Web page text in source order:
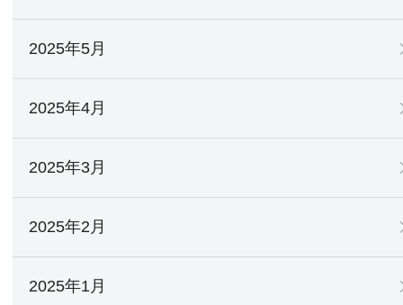
2025年5月
2025年4月
2025年3月
2025年2月
2025年1月